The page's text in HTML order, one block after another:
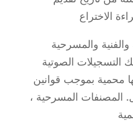
والفنية والمسرحية
التسجيلات الصوتية
محمية بموجب قوانين
المصنفات المسرحية ،